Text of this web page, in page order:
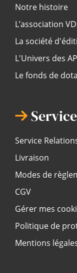
Notre histoire
L’association
La société
L'Univers des
Le fonds de
Service
Livraison
Modes de
CGV
Gérer mes
Politique de
Mentions